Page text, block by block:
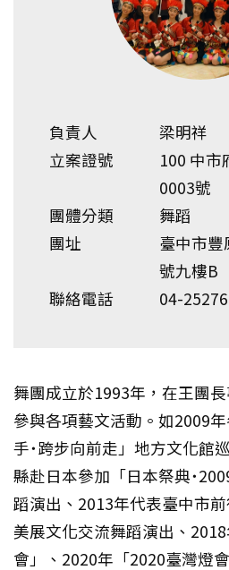
負責人
梁明祥
立案證號
100 中市
0003號
團體分類
舞蹈
團址
臺中市
號九樓B
聯絡電話
04-
舞團成立於1993年，在王團
參與各項藝文活動。如2009
手˙跨步向前走」地方文化館
縣赴日本參加「日本祭典
蹈演出、2013年代表臺中市
美展文化交流舞蹈演出、
會」、2020年「2020臺灣燈